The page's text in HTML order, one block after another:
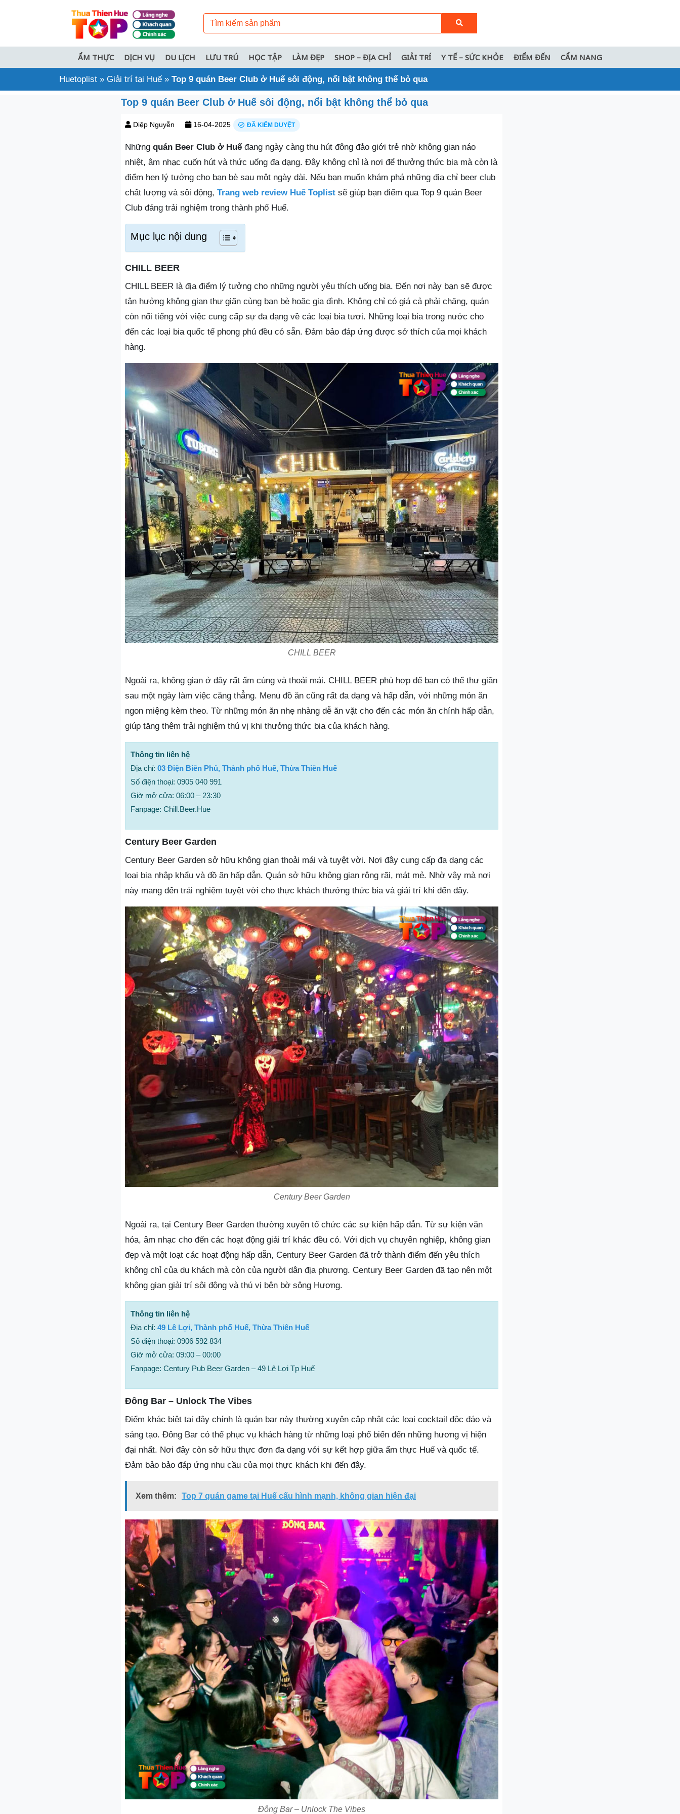
ẨM THỰC DỊCH VỤ DU LỊCH LƯU TRÚ HỌC TẬP LÀM ĐẸP SHOP – ĐỊA CHỈ GIẢI TRÍ Y TẾ – SỨC KHỎE ĐIỂM ĐẾN CẨM NANG
Huetoplist » Giải trí tại Huế » Top 9 quán Beer Club ở Huế sôi động, nổi bật không thể bỏ qua
Top 9 quán Beer Club ở Huế sôi động, nổi bật không thể bỏ qua
Diệp Nguyễn 16-04-2025 ĐÃ KIỂM DUYỆT
Những quán Beer Club ở Huếđang ngày càng thu hút đông đảo giới trẻ nhờ không gian náo
nhiệt, âm nhạc cuốn hút và thức uống đa dạng. Đây không chỉ là nơi để thưởng thức bia mà còn là
điểm hẹn lý tưởng cho bạn bè sau một ngày dài. Nếu bạn muốn khám phá những địa chỉ beer club
chất lượng và sôi động, Trang web review Huế Toplist sẽ giúp bạn điểm qua Top 9 quán Beer
Club đáng trải nghiệm trong thành phố Huế.
Mục lục nội dung
CHILL BEER
CHILL BEER là địa điểm lý tưởng cho những người yêu thích uống bia. Đến nơi này bạn sẽ được
tận hưởng không gian thư giãn cùng bạn bè hoặc gia đình. Không chỉ có giá cả phải chăng, quán
còn nổi tiếng với việc cung cấp sự đa dạng về các loại bia tươi. Những loại bia trong nước cho
đến các loại bia quốc tế phong phú đều có sẵn. Đảm bảo đáp ứng được sở thích của mọi khách
hàng.
CHILL BEER
Ngoài ra, không gian ở đây rất ấm cúng và thoải mái. CHILL BEER phù hợp để bạn có thể thư giãn
sau một ngày làm việc căng thẳng. Menu đồ ăn cũng rất đa dạng và hấp dẫn, với những món ăn
ngon miệng kèm theo. Từ những món ăn nhẹ nhàng dễ ăn vặt cho đến các món ăn chính hấp dẫn,
giúp tăng thêm trải nghiệm thú vị khi thưởng thức bia của khách hàng.
Thông tin liên hệ
Địa chỉ: 03 Điện Biên Phủ, Thành phố Huế, Thừa Thiên Huế
Số điện thoại: 0905 040 991
Giờ mở cửa: 06:00 – 23:30
Fanpage: Chill.Beer.Hue
Century Beer Garden
Century Beer Garden sở hữu không gian thoải mái và tuyệt vời. Nơi đây cung cấp đa dạng các
loại bia nhập khẩu và đồ ăn hấp dẫn. Quán sở hữu không gian rộng rãi, mát mẻ. Nhờ vậy mà nơi
này mang đến trải nghiệm tuyệt vời cho thực khách thưởng thức bia và giải trí khi đến đây.
Century Beer Garden
Ngoài ra, tại Century Beer Garden thường xuyên tổ chức các sự kiện hấp dẫn. Từ sự kiện văn
hóa, âm nhạc cho đến các hoạt động giải trí khác đều có. Với dịch vụ chuyên nghiệp, không gian
đẹp và một loạt các hoạt động hấp dẫn, Century Beer Garden đã trở thành điểm đến yêu thích
không chỉ của du khách mà còn của người dân địa phương. Century Beer Garden đã tạo nên một
không gian giải trí sôi động và thú vị bên bờ sông Hương.
Thông tin liên hệ
Địa chỉ: 49 Lê Lợi, Thành phố Huế, Thừa Thiên Huế
Số điện thoại: 0906 592 834
Giờ mở cửa: 09:00 – 00:00
Fanpage: Century Pub Beer Garden – 49 Lê Lợi Tp Huế
Đông Bar – Unlock The Vibes
Điểm khác biệt tại đây chính là quán bar này thường xuyên cập nhật các loại cocktail độc đáo và
sáng tạo. Đông Bar có thể phục vụ khách hàng từ những loại phổ biến đến những hương vị hiện
đại nhất. Nơi đây còn sở hữu thực đơn đa dạng với sự kết hợp giữa ẩm thực Huế và quốc tế.
Đảm bảo bảo đáp ứng nhu cầu của mọi thực khách khi đến đây.
Xem thêm: Top 7 quán game tại Huế cấu hình mạnh, không gian hiện đại
Đông Bar – Unlock The Vibes